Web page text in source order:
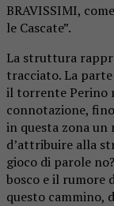
BRAVISSIMI,
le Cascate”.
La struttura
tracciato. La
il torrente Perino
connotazione,
in questa zona un
d’attribuire alla
gioco di parole
bosco e il rumore
questo cammino,